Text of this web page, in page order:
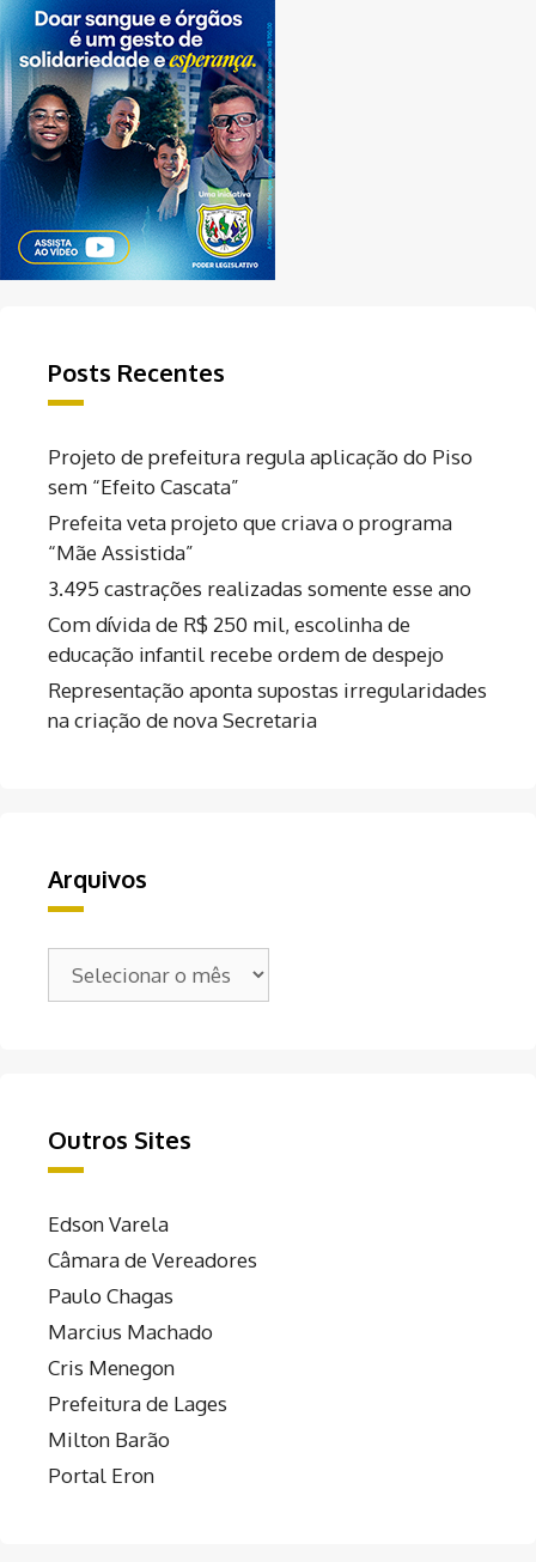
Posts Recentes
Projeto de prefeitura regula aplicação do Piso
sem “Efeito Cascata”
Prefeita veta projeto que criava o programa
“Mãe Assistida”
3.495 castrações realizadas somente esse ano
Com dívida de R$ 250 mil, escolinha de
educação infantil recebe ordem de despejo
Representação aponta supostas irregularidades
na criação de nova Secretaria
Arquivos
Arquivos
Outros Sites
Edson Varela
Câmara de Vereadores
Paulo Chagas
Marcius Machado
Cris Menegon
Prefeitura de Lages
Milton Barão
Portal Eron